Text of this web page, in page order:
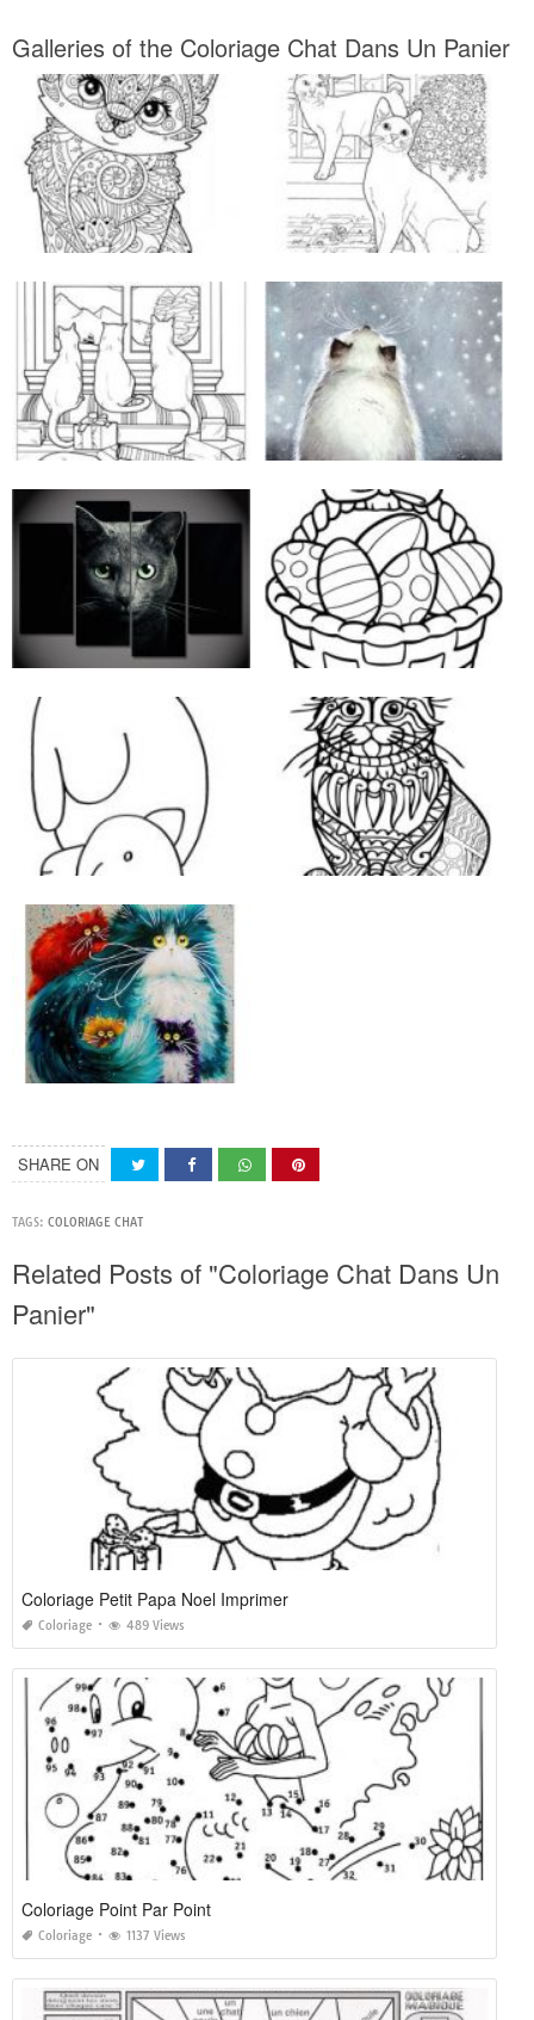
Galleries of the Coloriage Chat Dans Un Panier
SHARE ON
TAGS: COLORIAGE CHAT
Related Posts of "Coloriage Chat Dans Un
Panier"
Coloriage Petit Papa Noel Imprimer
Coloriage 489 Views
Coloriage Point Par Point
Coloriage 1137 Views